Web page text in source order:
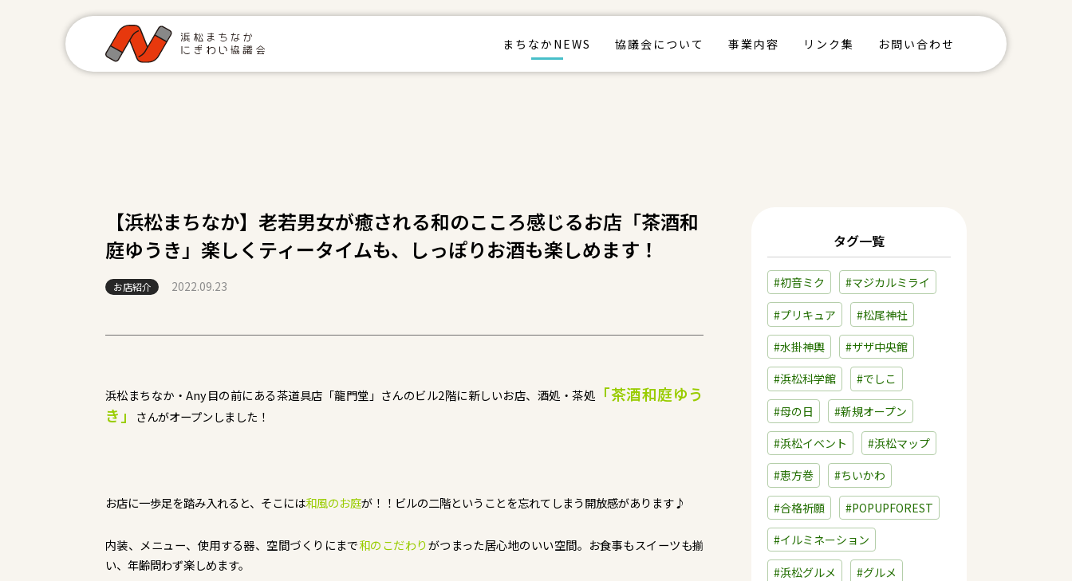
まちなかNEWS 協議会について 事業内容 リンク集 お問い合わせ
【浜松まちなか】老若男女が癒される和のこころ感じるお店「茶酒和
庭ゆうき」楽しくティータイムも、しっぽりお酒も楽しめます！
お店紹介 2022.09.23
浜松まちなか・Any目の前にある茶道具店「龍門堂」さんのビル2階に新しいお店、酒処・茶処 「茶酒和庭ゆう
き」
さんがオープンしました！
お店に一歩足を踏み入れると、そこには和風のお庭が！！ビルの二階ということを忘れてしまう開放感があります♪
内装、メニュー、使用する器、空間づくりにまで和のこだわりがつまった居心地のいい空間。お食事もスイーツも揃
い、年齢問わず楽しめます。
タグ一覧
#初音ミク #マジカルミライ
#プリキュア #松尾神社
#水掛神輿 #ザザ中央館
#浜松科学館 #でしこ
#母の日 #新規オープン
#浜松イベント #浜松マップ
#恵方巻 #ちいかわ
#合格祈願 #POPUPFOREST
#イルミネーション
#浜松グルメ #グルメ